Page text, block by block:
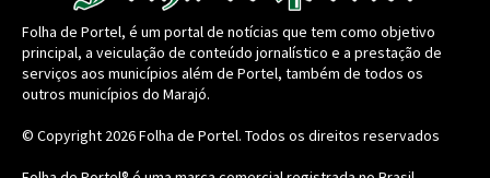
Folha de Portel, é um portal de notícias que tem como objetivo
principal, a veiculação de conteúdo jornalístico e a prestação de
serviços aos municípios além de Portel, também de todos os
outros municípios do Marajó.
© Copyright 2026Folha de Portel. Todos os direitos reservados